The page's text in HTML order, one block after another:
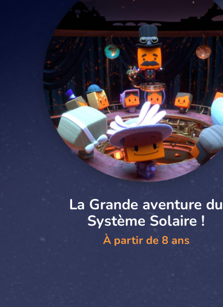
La Grande aventure du
Système Solaire !
À partir de 8 ans